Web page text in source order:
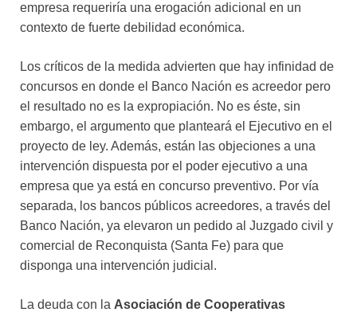
empresa requeriría una erogación adicional en un
contexto de fuerte debilidad económica.
Los críticos de la medida advierten que hay infinidad de
concursos en donde el Banco Nación es acreedor pero
el resultado no es la expropiación. No es éste, sin
embargo, el argumento que planteará el Ejecutivo en el
proyecto de ley. Además, están las objeciones a una
intervención dispuesta por el poder ejecutivo a una
empresa que ya está en concurso preventivo. Por vía
separada, los bancos públicos acreedores, a través del
Banco Nación, ya elevaron un pedido al Juzgado civil y
comercial de Reconquista (Santa Fe) para que
disponga una intervención judicial.
La deuda con la Asociación de Cooperativas